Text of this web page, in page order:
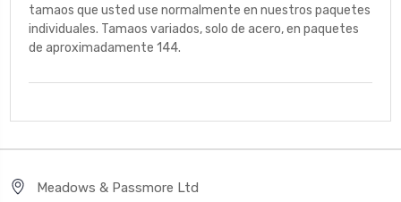
tamaos que usted use normalmente en nuestros paquetes
individuales. Tamaos variados, solo de acero, en paquetes
de aproximadamente 144.
Meadows & Passmore Ltd